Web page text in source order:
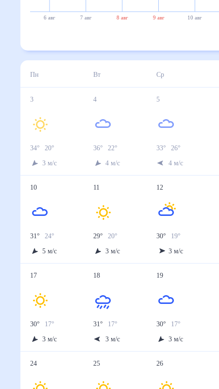
6 авг 7 авг 8 авг 9 авг 10 авг
Пн Вт Ср
3
34° 20
3 м/с
4
36° 22
4 м/с
5
33° 26
4 м/с
10
31° 24°
5 м/с
11
29° 20
3 м/с
12
30° 19°
3 м/с
17
30° 17°
3 м/с
18
31° 17°
3 м/с
19
30° 17°
3 м/с
24 25 26